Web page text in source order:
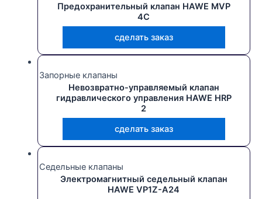
Предохранительный клапан HAWE MVP
4C
сделать заказ
Запорные клапаны
Невозвратно-управляемый клапан
гидравлического управления HAWE HRP
2
сделать заказ
Седельные клапаны
Электромагнитный седельный клапан
HAWE VP1Z-A24